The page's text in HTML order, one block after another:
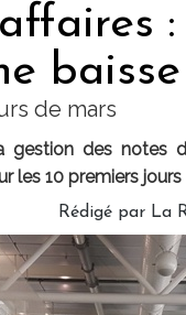
de mars
gestion des notes
les 10 premiers jours
Rédigé par La